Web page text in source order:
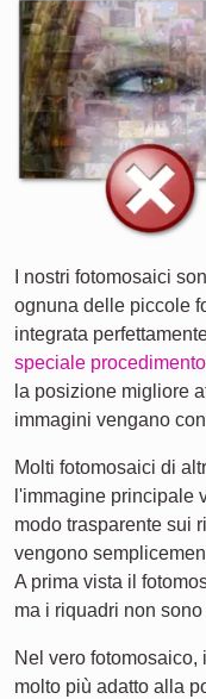
I nostri fotomosaici
ognuna delle piccole
integrata
speciale
la posizione migliore
immagini vengano
Molti fotomosaici di
l'immagine principale
modo trasparente sui
vengono
A prima vista il
ma i riquadri non
Nel vero
molto più adatto alla